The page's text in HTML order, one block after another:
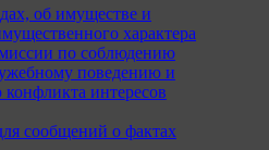
об имуществе и
характера
по соблюдению
поведению и
интересов
сообщений о фактах